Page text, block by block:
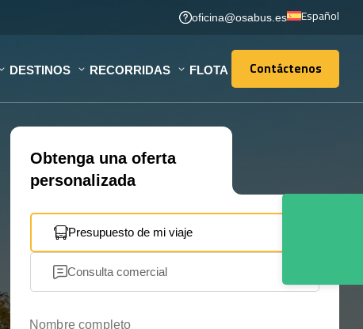
oficina@osabus.es Español
DESTINOS RECORRIDAS FLOTA Contáctenos
Contáctenos
Obtenga una oferta
personalizada
Presupuesto de mi viaje
Consulta comercial